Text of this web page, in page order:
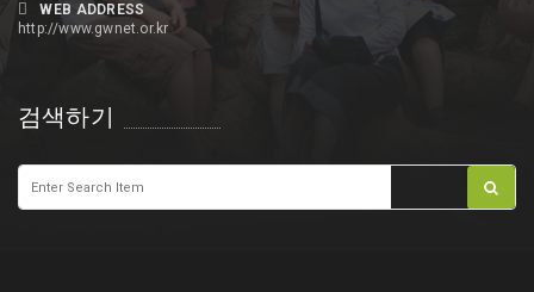
WEB ADDRESS
http://www.gwnet.or.kr
검색하기